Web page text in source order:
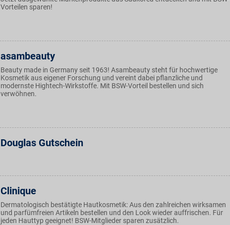
Vorteilen sparen!
asambeauty
Beauty made in Germany seit 1963! Asambeauty steht für hochwertige
Kosmetik aus eigener Forschung und vereint dabei pflanzliche und
modernste Hightech-Wirkstoffe. Mit BSW-Vorteil bestellen und sich
verwöhnen.
Douglas Gutschein
Clinique
Dermatologisch bestätigte Hautkosmetik: Aus den zahlreichen wirksamen
und parfümfreien Artikeln bestellen und den Look wieder auffrischen. Für
jeden Hauttyp geeignet! BSW-Mitglieder sparen zusätzlich.